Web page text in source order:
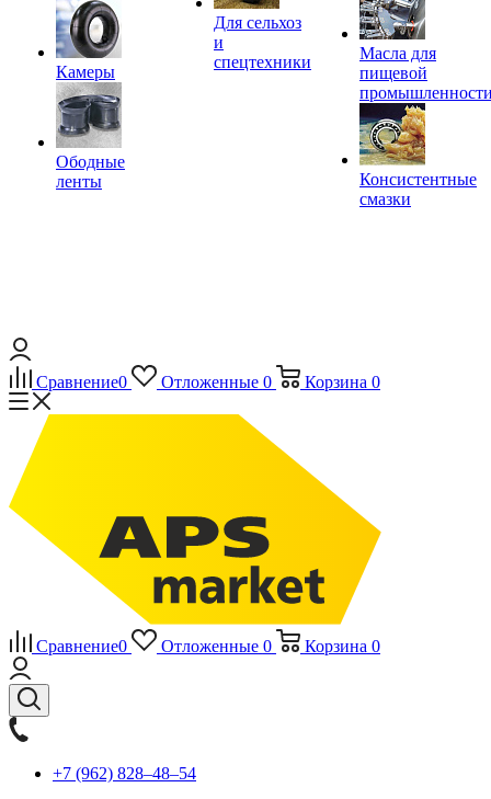
Камеры
Ободные
ленты
Для сельхоз
и
спецтехники
Масла для
пищевой
Консистентные
смазки
Сравнение0 Отложенные 0 Корзина 0
Сравнение0 Отложенные 0 Корзина 0
+7 (962) 828‒48‒54